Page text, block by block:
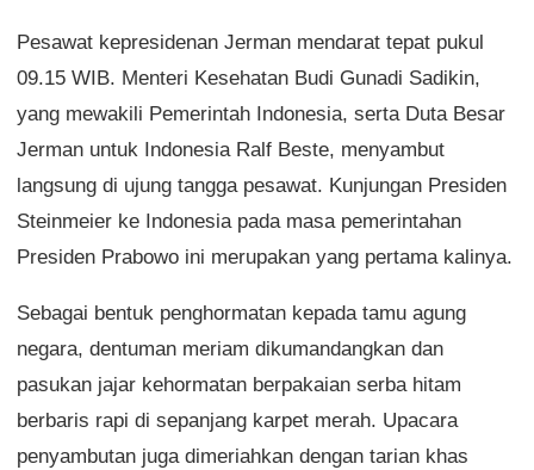
Pesawat kepresidenan Jerman mendarat tepat pukul
09.15 WIB. Menteri Kesehatan Budi Gunadi Sadikin,
yang mewakili Pemerintah Indonesia, serta Duta Besar
Jerman untuk Indonesia Ralf Beste, menyambut
langsung di ujung tangga pesawat. Kunjungan Presiden
Steinmeier ke Indonesia pada masa pemerintahan
Presiden Prabowo ini merupakan yang pertama kalinya.
Sebagai bentuk penghormatan kepada tamu agung
negara, dentuman meriam dikumandangkan dan
pasukan jajar kehormatan berpakaian serba hitam
berbaris rapi di sepanjang karpet merah. Upacara
penyambutan juga dimeriahkan dengan tarian khas